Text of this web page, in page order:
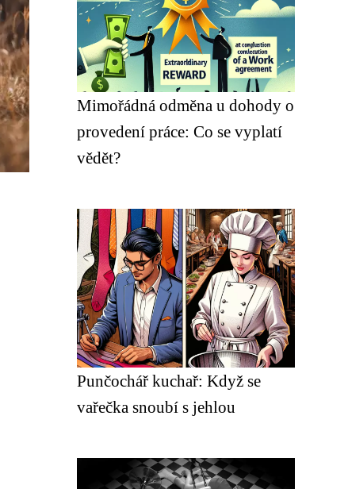
Mimořádná odměna u dohody o
provedení práce: Co se vyplatí
vědět?
Punčochář kuchař: Když se
vařečka snoubí s jehlou